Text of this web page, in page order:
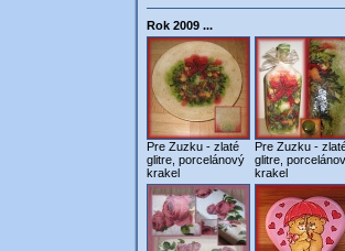
Rok 2009 ...
Pre Zuzku - zlaté
glitre, porcelánový
krakel
Pre Zuzku -
glitre,
krakel